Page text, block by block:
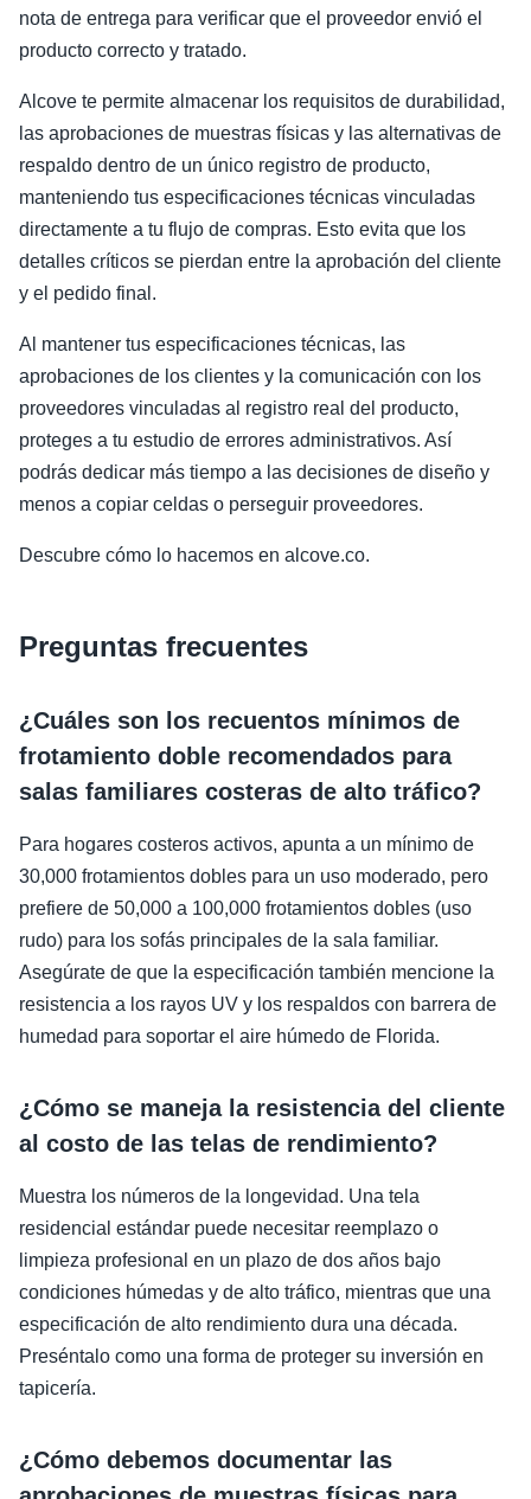
nota de entrega para verificar que el proveedor envió el
producto correcto y tratado.
Alcove te permite almacenar los requisitos de durabilidad,
las aprobaciones de muestras físicas y las alternativas de
respaldo dentro de un único registro de producto,
manteniendo tus especificaciones técnicas vinculadas
directamente a tu flujo de compras. Esto evita que los
detalles críticos se pierdan entre la aprobación del cliente
y el pedido final.
Al mantener tus especificaciones técnicas, las
aprobaciones de los clientes y la comunicación con los
proveedores vinculadas al registro real del producto,
proteges a tu estudio de errores administrativos. Así
podrás dedicar más tiempo a las decisiones de diseño y
menos a copiar celdas o perseguir proveedores.
Descubre cómo lo hacemos en alcove.co.
Preguntas frecuentes
¿Cuáles son los recuentos mínimos de
frotamiento doble recomendados para
salas familiares costeras de alto tráfico?
Para hogares costeros activos, apunta a un mínimo de
30,000 frotamientos dobles para un uso moderado, pero
prefiere de 50,000 a 100,000 frotamientos dobles (uso
rudo) para los sofás principales de la sala familiar.
Asegúrate de que la especificación también mencione la
resistencia a los rayos UV y los respaldos con barrera de
humedad para soportar el aire húmedo de Florida.
¿Cómo se maneja la resistencia del cliente
al costo de las telas de rendimiento?
Muestra los números de la longevidad. Una tela
residencial estándar puede necesitar reemplazo o
limpieza profesional en un plazo de dos años bajo
condiciones húmedas y de alto tráfico, mientras que una
especificación de alto rendimiento dura una década.
Preséntalo como una forma de proteger su inversión en
tapicería.
¿Cómo debemos documentar las